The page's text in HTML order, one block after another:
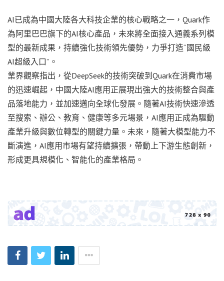
AI已成為中國大陸各大科技企業的核心戰略之一，Quark作
為阿里巴巴旗下的AI核心產品，未來將全面接入通義系列模
型的最新成果，持續強化技術領先優勢，力爭打造“國民級
AI超級入口”。
業界觀察指出，從DeepSeek的技術突破到Quark在消費市場
的迅速崛起，中國大陸AI應用正展現出強大的技術整合與產
品落地能力，並加速邁向全球化發展。隨著AI技術快速滲透
至搜索、辦公、教育、健康等多元場景，AI應用正成為驅動
產業升級與數位轉型的關鍵力量。未來，隨著大模型能力不
斷演進，AI應用市場有望持續擴張，帶動上下游生態創新，
形成更具規模化、智能化的產業格局。